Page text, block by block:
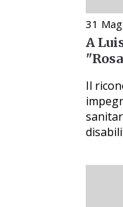
31
A
Il